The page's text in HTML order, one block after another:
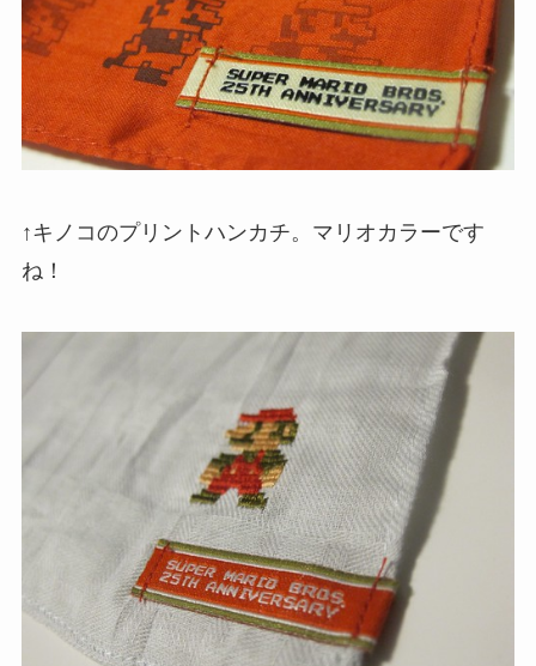
↑キノコのプリントハンカチ。マリオカラーです
ね！